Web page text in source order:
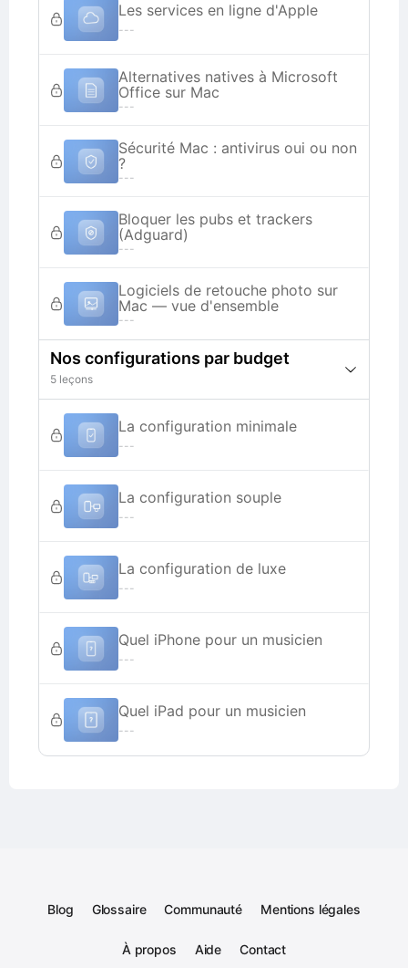
Les services en ligne d'Apple
---
Alternatives natives à Microsoft
Office sur Mac
---
Sécurité Mac : antivirus oui ou non
?
---
Bloquer les pubs et trackers
(Adguard)
---
Logiciels de retouche photo sur
Mac — vue d'ensemble
---
Nos configurations par budget
5 leçons
La configuration minimale
---
La configuration souple
---
La configuration de luxe
---
Quel iPhone pour un musicien
---
Quel iPad pour un musicien
---
Blog Glossaire Communauté Mentions légales
À propos Aide Contact